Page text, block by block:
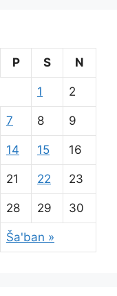
P S N
Ša'ban »
1 2
7 8 9
14 15 16
21 22 23
28 29 30